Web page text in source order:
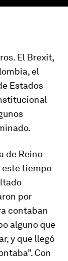
El Brexit,
el
Estados
de Reino
este tiempo
por
contaban
alguno que
y que llegó
Con